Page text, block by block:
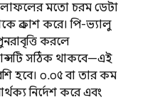
ফলাফলের মতো চরম ডেটা
প্রকাশ করে। পি-ভ্যালু
করলে
সঠিক থাকবে—এই
হবে। ০.০৫ বা তার কম
নির্দেশ করে এবং